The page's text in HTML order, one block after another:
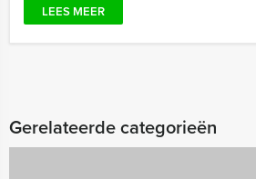
LEES MEER
Gerelateerde categorieën